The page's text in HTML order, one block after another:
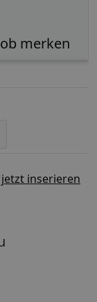
jetzt inserieren